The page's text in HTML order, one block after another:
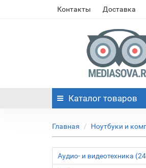
Контакты Доставка
Каталог товаров
Главная Ноутбуки и
Аудио- и видеотехника